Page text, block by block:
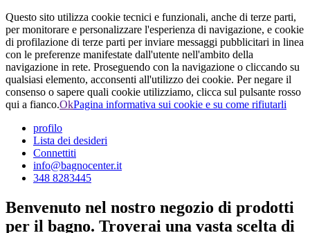
Questo sito utilizza cookie tecnici e funzionali, anche di terze parti,
per monitorare e personalizzare l'esperienza di navigazione, e cookie
di profilazione di terze parti per inviare messaggi pubblicitari in linea
con le preferenze manifestate dall'utente nell'ambito della
navigazione in rete. Proseguendo con la navigazione o cliccando su
qualsiasi elemento, acconsenti all'utilizzo dei cookie. Per negare il
consenso o sapere quali cookie utilizziamo, clicca sul pulsante rosso
qui a fianco.OkPagina informativa sui cookie e su come rifiutarli
profilo
Lista dei desideri
Connettiti
info@bagnocenter.it
348 8283445
Benvenuto nel nostro negozio di prodotti
per il bagno. Troverai una vasta scelta di